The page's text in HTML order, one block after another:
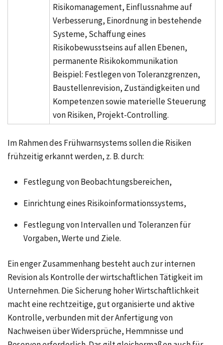
Risikomanagement, Einflussnahme auf
Verbesserung, Einordnung in bestehende
Systeme, Schaffung eines
Risikobewusstseins auf allen Ebenen,
permanente Risikokommunikation
Beispiel: Festlegen von Toleranzgrenzen,
Baustellenrevision, Zuständigkeiten und
Kompetenzen sowie materielle Steuerung
von Risiken, Projekt-Controlling.
Im Rahmen des Frühwarnsystems sollen die Risiken
frühzeitig erkannt werden, z. B. durch:
Festlegung von Beobachtungsbereichen,
Einrichtung eines Risikoinformationssystems,
Festlegung von Intervallen und Toleranzen für
Vorgaben, Werte und Ziele.
Ein enger Zusammenhang besteht auch zurinternen
Revisionals Kontrolle der wirtschaftlichen Tätigkeit im
Unternehmen. Die Sicherung hoher Wirtschaftlichkeit
macht eine rechtzeitige, gut organisierte und aktive
Kontrolle, verbunden mit der Anfertigung von
Nachweisen über Widersprüche, Hemmnisse und